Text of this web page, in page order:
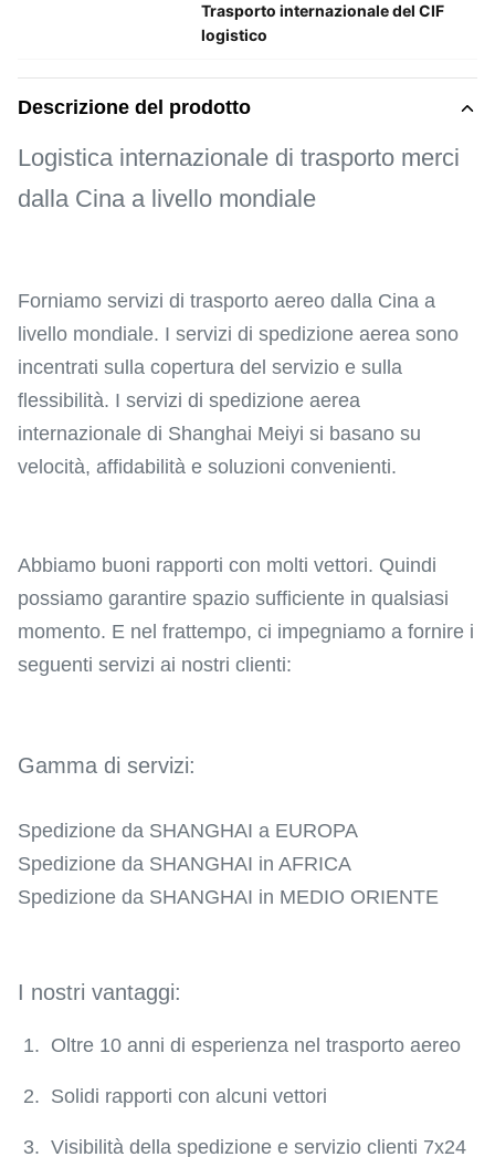
Trasporto internazionale del CIF
logistico
Descrizione del prodotto
Logistica internazionale di trasporto merci
dalla Cina a livello mondiale
Forniamo servizi di trasporto aereo dalla Cina a
livello mondiale. I servizi di spedizione aerea sono
incentrati sulla copertura del servizio e sulla
flessibilità. I servizi di spedizione aerea
internazionale di Shanghai Meiyi si basano su
velocità, affidabilità e soluzioni convenienti.
Abbiamo buoni rapporti con molti vettori. Quindi
possiamo garantire spazio sufficiente in qualsiasi
momento. E nel frattempo, ci impegniamo a fornire i
seguenti servizi ai nostri clienti:
Gamma di servizi:
Spedizione da SHANGHAI a EUROPA
Spedizione da SHANGHAI in AFRICA
Spedizione da SHANGHAI in MEDIO ORIENTE
I nostri vantaggi:
1. Oltre 10 anni di esperienza nel trasporto aereo
2. Solidi rapporti con alcuni vettori
3. Visibilità della spedizione e servizio clienti 7x24